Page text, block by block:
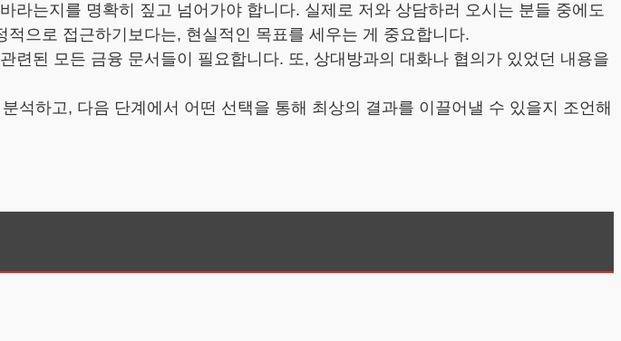
는지를 명확히 짚고 넘어가야 합니다. 실제로 저와 상담하러 오시는 분들 중에도
으로 접근하기보다는, 현실적인 목표를 세우는 게 중요합니다.
된 모든 금융 문서들이 필요합니다. 또, 상대방과의 대화나 협의가 있었던 내용을
석하고, 다음 단계에서 어떤 선택을 통해 최상의 결과를 이끌어낼 수 있을지 조언해